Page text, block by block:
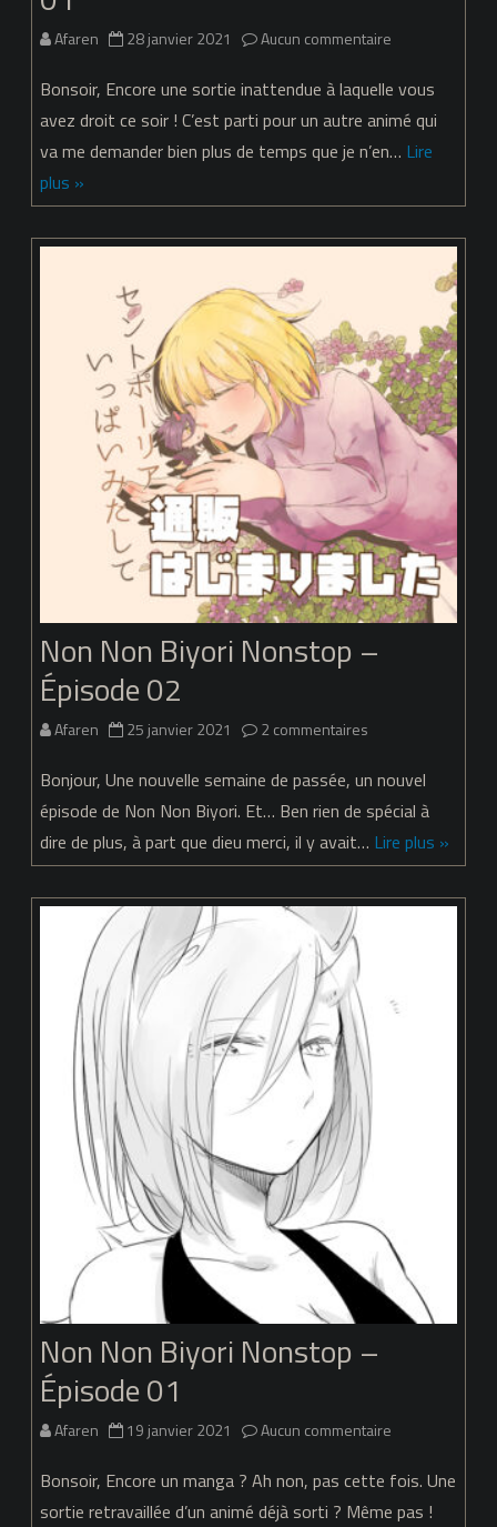
Afaren 28 janvier 2021 Aucun commentaire
Carnival
–
01
Bonsoir, Encore une sortie inattendue à laquelle vous
avez droit ce soir ! C’est parti pour un autre animé qui
va me demander bien plus de temps que je n’en… Lire
plus »
Non Non Biyori Nonstop –
Épisode 02
Afaren 25 janvier 2021 2 commentaires
Non
Biyori
Bonjour, Une nouvelle semaine de passée, un nouvel
épisode de Non Non Biyori. Et… Ben rien de spécial à
dire de plus, à part que dieu merci, il y avait… Lire plus »
Non Non Biyori Nonstop –
Épisode 01
Afaren 19 janvier 2021 Aucun commentaire
Non
Bonsoir, Encore un manga ? Ah non, pas cette fois. Une
sortie retravaillée d’un animé déjà sorti ? Même pas !